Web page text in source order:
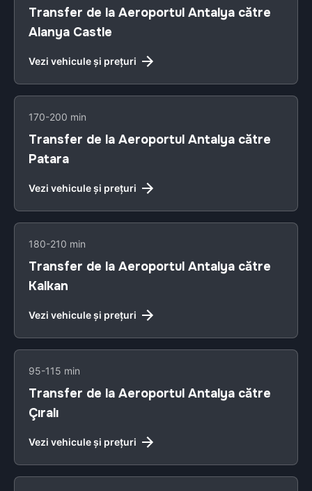
Transfer de la Aeroportul Antalya către
Alanya Castle
Vezi vehicule și prețuri
170-200 min
Transfer de la Aeroportul Antalya către
Patara
Vezi vehicule și prețuri
180-210 min
Transfer de la Aeroportul Antalya către
Kalkan
Vezi vehicule și prețuri
95-115 min
Transfer de la Aeroportul Antalya către
Çıralı
Vezi vehicule și prețuri